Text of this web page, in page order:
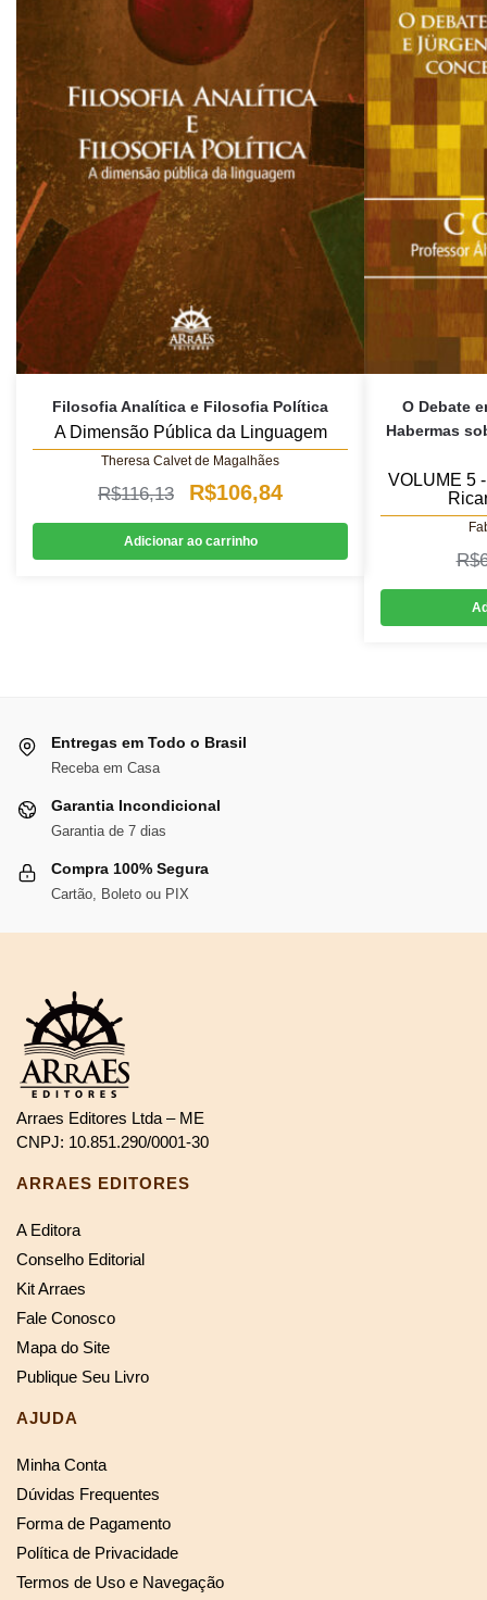
Filosofia Analítica e Filosofia Política
A Dimensão Pública da Linguagem
Theresa Calvet de Magalhães
R$116,13
O
preço
original
R$106,84O
preço
atual
R$106,84.
Adicionar ao carrinho
O Debate
Habermas
VOLUME 5
R$
Entregas em Todo o Brasil
Receba em Casa
Garantia Incondicional
Garantia de 7 dias
Compra 100% Segura
Cartão, Boleto ou PIX
Arraes Editores Ltda – ME
CNPJ: 10.851.290/0001-30
ARRAES EDITORES
A Editora
Conselho Editorial
Kit Arraes
Fale Conosco
Mapa do Site
Publique Seu Livro
AJUDA
Minha Conta
Dúvidas Frequentes
Forma de Pagamento
Política de Privacidade
Termos de Uso e Navegação